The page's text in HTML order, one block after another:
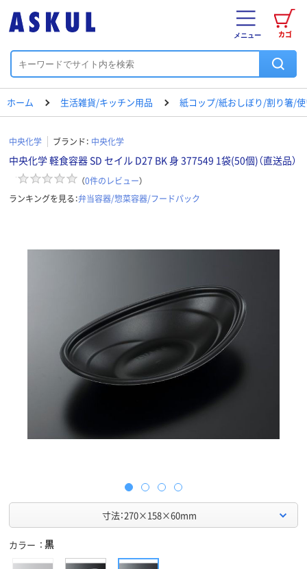
カゴ
メニュー
ホーム 生活雑貨/キッチン用品 紙コップ/紙おしぼり/割り箸/
中央化学 ブランド： 中央化学
中央化学 軽食容器 SD セイル D27 BK 身 377549 1袋(50個)（直送品）
（0件のレビュー）
ランキングを見る：弁当容器/惣菜容器/フードパック
寸法：270×158×60mm
カラー 黒